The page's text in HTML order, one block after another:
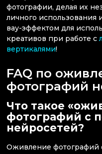
фотографии, делая их
личного использования
вау-эффектом для
креативов при работе с
вертикалями!
FAQ по
фотографий
Что такое
фотографий с
нейросетей?
Оживление